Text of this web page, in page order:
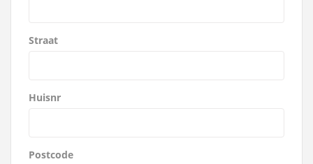
Straat
Huisnr
Postcode